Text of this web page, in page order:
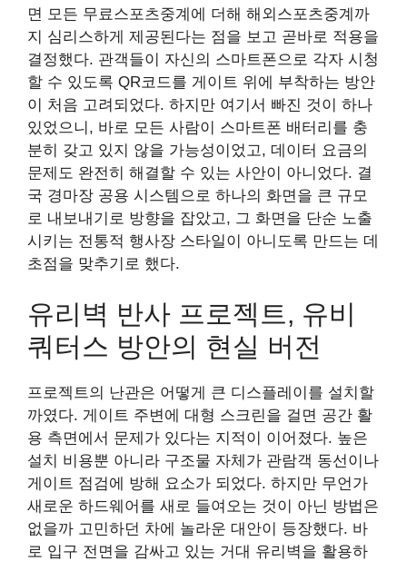
면 모든 무료스포츠중계에 더해 해외스포츠중계까
지 심리스하게 제공된다는 점을 보고 곧바로 적용을
결정했다. 관객들이 자신의 스마트폰으로 각자 시청
할 수 있도록 QR코드를 게이트 위에 부착하는 방안
이 처음 고려되었다. 하지만 여기서 빠진 것이 하나
있었으니, 바로 모든 사람이 스마트폰 배터리를 충
분히 갖고 있지 않을 가능성이었고, 데이터 요금의
문제도 완전히 해결할 수 있는 사안이 아니었다. 결
국 경마장 공용 시스템으로 하나의 화면을 큰 규모
로 내보내기로 방향을 잡았고, 그 화면을 단순 노출
시키는 전통적 행사장 스타일이 아니도록 만드는 데
초점을 맞추기로 했다.
유리벽 반사 프로젝트, 유비
쿼터스 방안의 현실 버전
프로젝트의 난관은 어떻게 큰 디스플레이를 설치할
까였다. 게이트 주변에 대형 스크린을 걸면 공간 활
용 측면에서 문제가 있다는 지적이 이어졌다. 높은
설치 비용뿐 아니라 구조물 자체가 관람객 동선이나
게이트 점검에 방해 요소가 되었다. 하지만 무언가
새로운 하드웨어를 새로 들여오는 것이 아닌 방법은
없을까 고민하던 차에 놀라운 대안이 등장했다. 바
로 입구 전면을 감싸고 있는 거대 유리벽을 활용하